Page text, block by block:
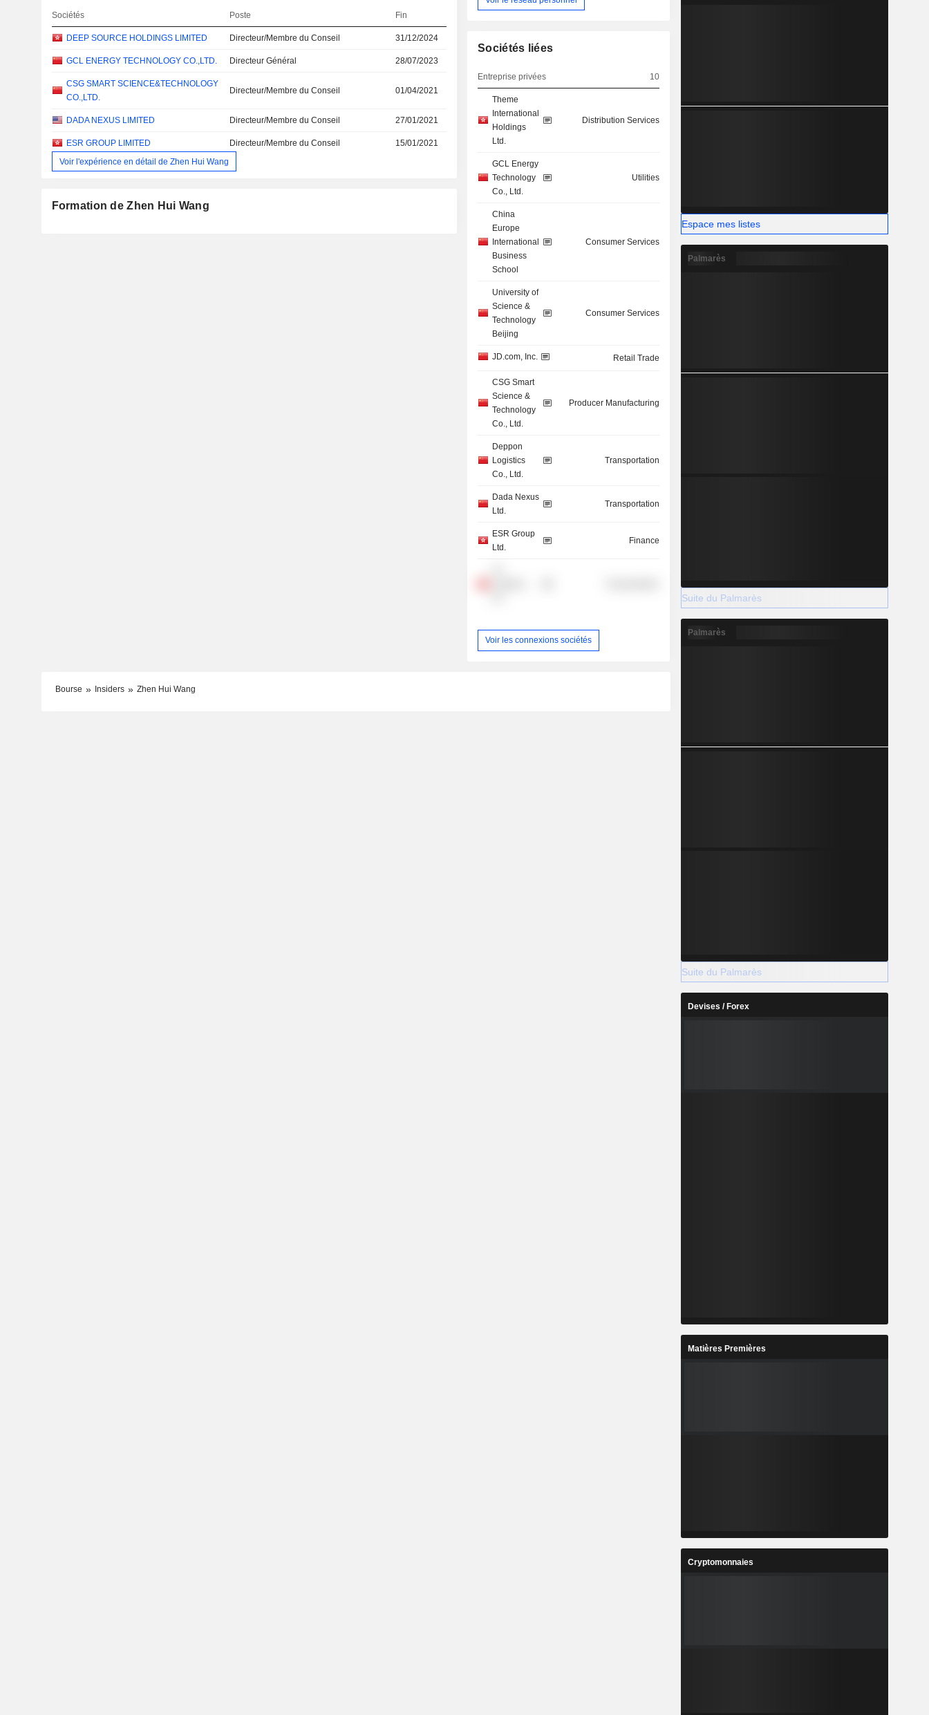
Sociétés Poste Fin
DEEP SOURCE HOLDINGS LIMITED Directeur/Membre du Conseil 31/12/2024
GCL ENERGY TECHNOLOGY CO.,LTD. Directeur Général 28/07/2023
CSG SMART SCIENCE&TECHNOLOGY
CO.,LTD.
Directeur/Membre du Conseil 01/04/2021
DADA NEXUS LIMITED Directeur/Membre du Conseil 27/01/2021
ESR GROUP LIMITED Directeur/Membre du Conseil
15/01/2021
Voir l'expérience en détail de Zhen Hui Wang
Formation de Zhen Hui Wang
Sociétés liées
Entreprise privées 10
Theme
International
Holdings
Ltd.
Distribution Services
GCL Energy
Technology
Co., Ltd.
Utilities
China
Europe
International
Business
School
Consumer Services
University of
Science &
Technology
Beijing
Consumer Services
JD.com, Inc. Retail Trade
CSG Smart
Science &
Technology
Co., Ltd.
Producer Manufacturing
Deppon
Logistics
Co., Ltd.
Transportation
Dada Nexus
Ltd.
Transportation
ESR Group
Ltd.
Finance
Voir les connexions sociétés
Bourse Insiders Zhen Hui Wang
Espace mes listes
Palmarès
Suite du Palmarès
Palmarès
Suite du Palmarès
Devises / Forex
Matières Premières
Cryptomonnaies